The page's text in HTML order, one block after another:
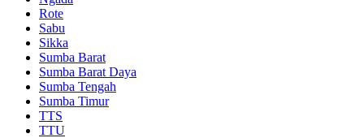
Rote
Sabu
Sikka
Sumba Barat
Sumba Barat Daya
Sumba Tengah
Sumba Timur
TTS
TTU